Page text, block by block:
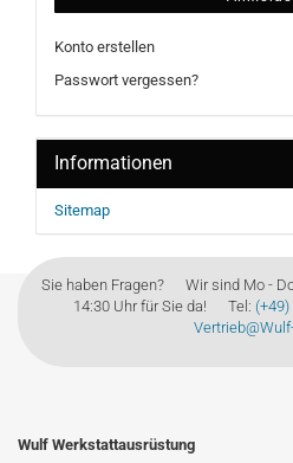
Konto erstellen
Passwort vergessen?
Informationen
Sitemap
Sie haben Fragen? Wir sind Mo - Do
14:30 Uhr für Sie da! Tel:
Wulf Werkstattausrüstung